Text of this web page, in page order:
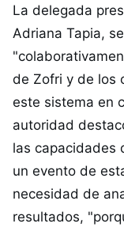
La delegada
Adriana Tapia,
de Zofri y de los
este sistema en
autoridad
las capacidades
un evento de
necesidad de
resultados,